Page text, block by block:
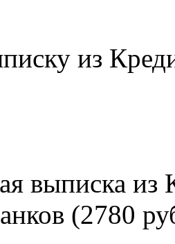
из
выписка из
(2780